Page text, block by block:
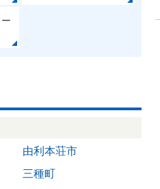
由利本荘市
三種町